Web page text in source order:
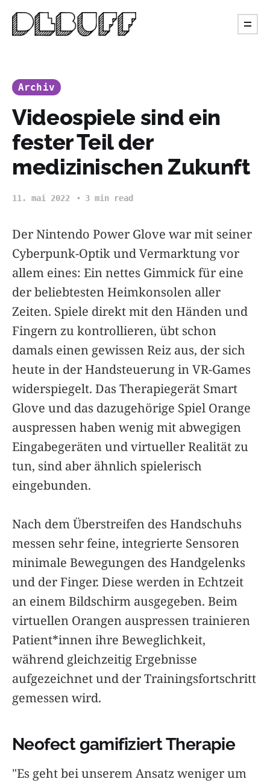
Archiv
Videospiele sind ein
fester Teil der
medizinischen Zukunft
11. mai 2022 3 min read
Der Nintendo Power Glove war mit seiner
Cyberpunk-Optik und Vermarktung vor
allem eines: Ein nettes Gimmick für eine
der beliebtesten Heimkonsolen aller
Zeiten. Spiele direkt mit den Händen und
Fingern zu kontrollieren, übt schon
damals einen gewissen Reiz aus, der sich
heute in der Handsteuerung in VR-Games
widerspiegelt. Das Therapiegerät Smart
Glove und das dazugehörige Spiel Orange
auspressen haben wenig mit abwegigen
Eingabegeräten und virtueller Realität zu
tun, sind aber ähnlich spielerisch
eingebunden.
Nach dem Überstreifen des Handschuhs
messen sehr feine, integrierte Sensoren
minimale Bewegungen des Handgelenks
und der Finger. Diese werden in Echtzeit
an einem Bildschirm ausgegeben. Beim
virtuellen Orangen auspressen trainieren
Patient*innen ihre Beweglichkeit,
während gleichzeitig Ergebnisse
aufgezeichnet und der Trainingsfortschritt
gemessen wird.
Neofect gamifiziert Therapie
"Es geht bei unserem Ansatz weniger um